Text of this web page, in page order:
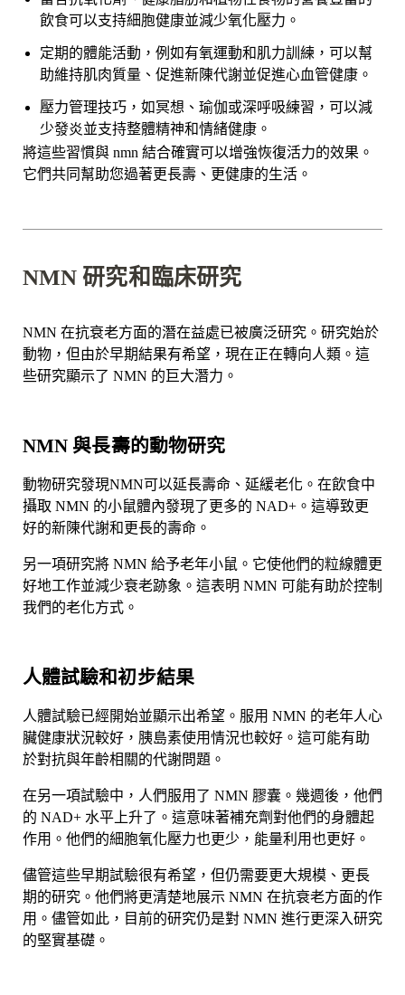
飲食可以支持細胞健康並減少氧化壓力。
定期的體能活動，例如有氧運動和肌力訓練，可以幫
助維持肌肉質量、促進新陳代謝並促進心血管健康。
壓力管理技巧，如冥想、瑜伽或深呼吸練習，可以減
少發炎並支持整體精神和情緒健康。
將這些習慣與 nmn 結合確實可以增強恢復活力的效果。
它們共同幫助您過著更長壽、更健康的生活。
NMN 研究和臨床研究
NMN 在抗衰老方面的潛在益處已被廣泛研究。研究始於
動物，但由於早期結果有希望，現在正在轉向人類。這
些研究顯示了 NMN 的巨大潛力。
NMN 與長壽的動物研究
動物研究發現NMN可以延長壽命、延緩老化。在飲食中
攝取 NMN 的小鼠體內發現了更多的 NAD+。這導致更
好的新陳代謝和更長的壽命。
另一項研究將 NMN 給予老年小鼠。它使他們的粒線體更
好地工作並減少衰老跡象。這表明 NMN 可能有助於控制
我們的老化方式。
人體試驗和初步結果
人體試驗已經開始並顯示出希望。服用 NMN 的老年人心
臟健康狀況較好，胰島素使用情況也較好。這可能有助
於對抗與年齡相關的代謝問題。
在另一項試驗中，人們服用了 NMN 膠囊。幾週後，他們
的 NAD+ 水平上升了。這意味著補充劑對他們的身體起
作用。他們的細胞氧化壓力也更少，能量利用也更好。
儘管這些早期試驗很有希望，但仍需要更大規模、更長
期的研究。他們將更清楚地展示 NMN 在抗衰老方面的作
用。儘管如此，目前的研究仍是對 NMN 進行更深入研究
的堅實基礎。